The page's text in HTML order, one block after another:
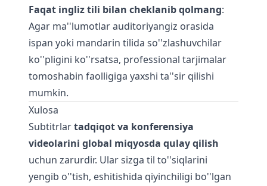
Faqat ingliz tili bilan cheklanib qolmang:
Agar ma''lumotlar auditoriyangiz orasida
ispan yoki mandarin tilida so''zlashuvchilar
ko''pligini ko''rsatsa, professional tarjimalar
tomoshabin faolligiga yaxshi ta''sir qilishi
mumkin.
Xulosa
Subtitrlartadqiqot va konferensiya
videolarini global miqyosda qulay qilish
uchun zarurdir. Ular sizga til to''siqlarini
yengib o''tish, eshitishida qiyinchiligi bo''lgan